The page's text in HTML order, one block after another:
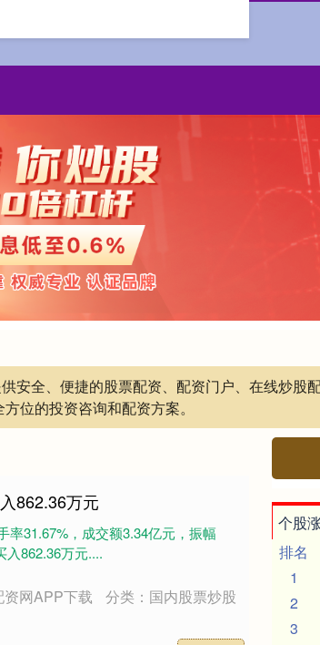
安全、便捷的股票配资、配资门户、在线炒股
位的投资咨询和配资方案。
862.36万元
率31.67%，成交额3.34亿元，振幅
862.36万元....
网APP下载
分类：国内股票炒股
个股
排名
1
2
3